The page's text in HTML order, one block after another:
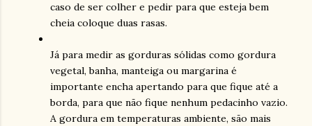
caso de ser colher e pedir para que esteja bem
cheia coloque duas rasas.
Já para medir as gorduras sólidas como gordura
vegetal, banha, manteiga ou margarina é
importante encha apertando para que fique até a
borda, para que não fique nenhum pedacinho vazio.
A gordura em temperaturas ambiente, são mais